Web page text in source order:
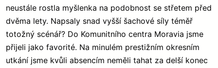
neustále rostla myšlenka na podobnost se střetem před
dvěma lety. Napsaly snad vyšší šachové síly téměř
totožný scénář? Do Komunitního centra Moravia jsme
přijeli jako favorité. Na minulém prestižním okresním
utkání jsme kvůli absencím neměli tahat za delší konec